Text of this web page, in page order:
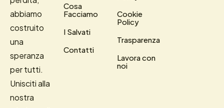
abbiamo
costruito
una
speranza
per tutti.
Unisciti alla
nostra
Cosa
Facciamo
I Salvati
Contatti
Cookie
Policy
Trasparenza
Lavora con
noi